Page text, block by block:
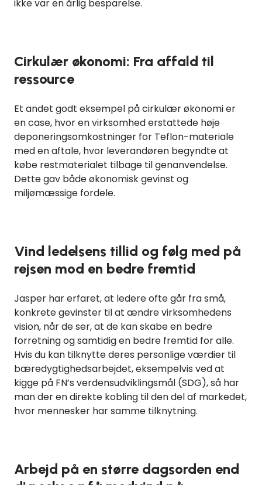
ikke var en årlig besparelse.
Cirkulær økonomi: Fra affald til
ressource
Et andet godt eksempel på cirkulær økonomi er
en case, hvor en virksomhed erstattede høje
deponeringsomkostninger for Teflon-materiale
med en aftale, hvor leverandøren begyndte at
købe restmaterialet tilbage til genanvendelse.
Dette gav både økonomisk gevinst og
miljømæssige fordele.
Vind ledelsens tillid og følg med på
rejsen mod en bedre fremtid
Jasper har erfaret, at ledere ofte går fra små,
konkrete gevinster til at ændre virksomhedens
vision, når de ser, at de kan skabe en bedre
forretning og samtidig en bedre fremtid for alle.
Hvis du kan tilknytte deres personlige værdier til
bæredygtighedsarbejdet, eksempelvis ved at
kigge på FN’s verdensudviklingsmål (SDG), så har
man der en direkte kobling til den del af markedet,
hvor mennesker har samme tilknytning.
Arbejd på en større dagsorden end